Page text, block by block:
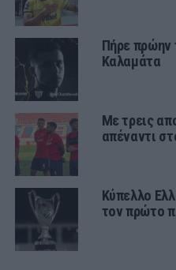
Πήρε πρώην
Καλαμάτα
Με τρεις
απέναντι
Κύπελλο
τον πρώτο